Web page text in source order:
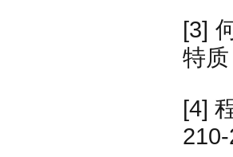
[3]
特
[4]